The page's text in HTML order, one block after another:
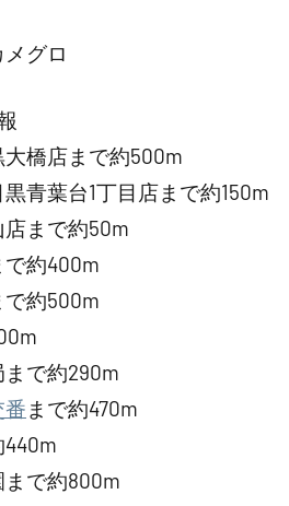
グロ
橋店まで約500m
青葉台1丁目店まで約150m
まで約50m
で約400m
で約500m
で約290m
番 まで約470m
で約800m